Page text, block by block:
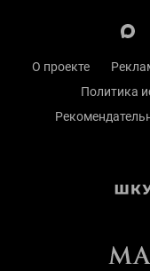
О проекте
Политика